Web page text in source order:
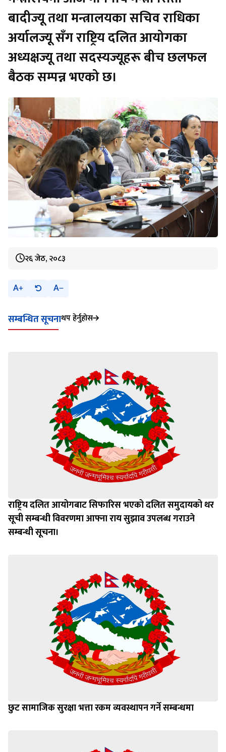
बादीज्यू तथा मन्त्रालयका सचिव राधिका
अर्यालज्यू सँग राष्ट्रिय दलित आयोगका
अध्यक्षज्यू तथा सदस्यज्यूहरू बीच छलफल
बैठक सम्पन्न भएको छ।
२६ जेठ, २०८३
A A
सम्बन्धित सूचनाथप हेर्नुहोस
राष्ट्रिय दलित आयोगबाट सिफारिस भएको दलित समुदायको थर
सूची सम्बन्धी विवरणमा आफ्ना राय सुझाव उपलब्ध गराउने
सम्बन्धी सूचना।
छुट सामाजिक सुरक्षा भत्ता रकम व्यवस्थापन गर्ने सम्बन्धमा